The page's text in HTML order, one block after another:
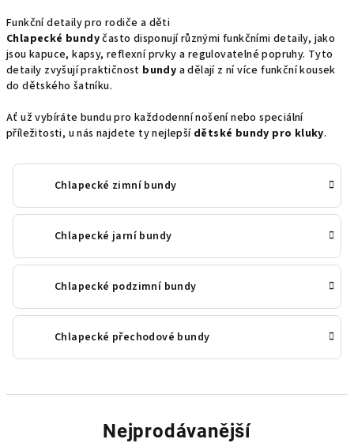
Funkční detaily pro rodiče a děti
Chlapecké bundyčasto disponují různými funkčními detaily, jako
jsou kapuce, kapsy, reflexní prvky a regulovatelné popruhy. Tyto
detaily zvyšují praktičnost bundy a dělají z ní více funkční kousek
do dětského šatníku.
Ať už vybíráte bundu pro každodenní nošení nebo speciální
příležitosti, u nás najdete ty nejlepší dětské bundy pro kluky.
Chlapecké zimní bundy
Chlapecké jarní bundy
Chlapecké podzimní bundy
Chlapecké přechodové bundy
Nejprodávanější